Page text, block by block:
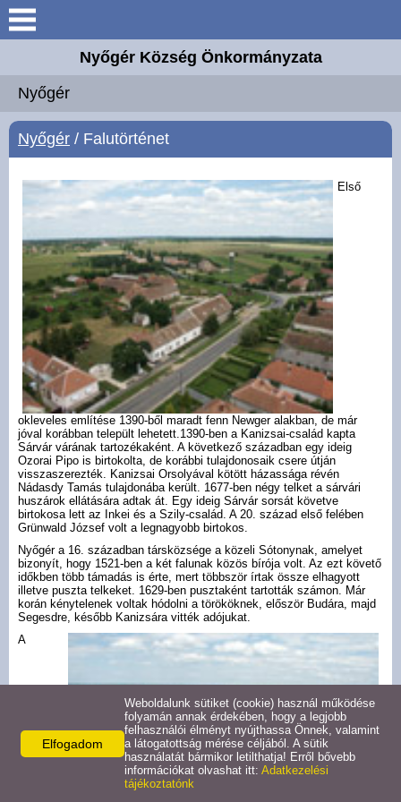
Keresés
Elérhetőségek
Hirdetmények
Intézmények
Választási információk
Hírek
Helyi rendeletek
Civil szervezetek
Látnivalók
Híres szülöttek
Településrendezés
Arculati Kézikönyv és
Körzeti megbízott
Hasznos linkek
Nyőgér Község Önkormányzata
Nyőgér
Nyőgér / Falutörténet
Első
okleveles említése 1390-ből maradt fenn Newger alakban, de már
jóval korábban települt lehetett.1390-ben a Kanizsai-család kapta
Sárvár várának tartozékaként. A következő században egy ideig
Ozorai Pipo is birtokolta, de korábbi tulajdonosaik csere útján
visszaszerezték. Kanizsai Orsolyával kötött házassága révén
Nádasdy Tamás tulajdonába került. 1677-ben négy telket a sárvári
huszárok ellátására adtak át. Egy ideig Sárvár sorsát követve
birtokosa lett az Inkei és a Szily-család. A 20. század első felében
Grünwald József volt a legnagyobb birtokos.
Nyőgér a 16. században társközsége a közeli Sótonynak, amelyet
bizonyít, hogy 1521-ben a két falunak közös bírója volt. Az ezt követő
időkben több támadás is érte, mert többször írtak össze elhagyott
illetve puszta telkeket. 1629-ben pusztaként tartották számon. Már
korán kénytelenek voltak hódolni a törököknek, először Budára, majd
Segesdre, később Kanizsára vitték adójukat.
A
Elfogadom
Weboldalunk sütiket (cookie) használ működése
folyamán annak érdekében, hogy a legjobb
felhasználói élményt nyújthassa Önnek, valamint
a látogatottság mérése céljából. A sütik
használatát bármikor letilthatja! Erről bővebb
információkat olvashat itt: Adatkezelési
tájékoztatónk